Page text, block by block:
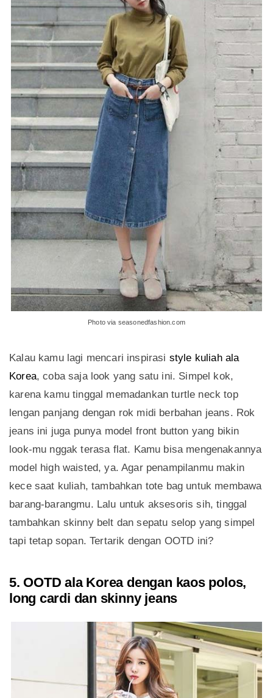
Photo via seasonedfashion.com
Kalau kamu lagi mencari inspirasi style kuliah ala
Korea, coba saja look yang satu ini. Simpel kok,
karena kamu tinggal memadankan turtle neck top
lengan panjang dengan rok midi berbahan jeans. Rok
jeans ini juga punya model front button yang bikin
look-mu nggak terasa flat. Kamu bisa mengenakannya
model high waisted, ya. Agar penampilanmu makin
kece saat kuliah, tambahkan tote bag untuk membawa
barang-barangmu. Lalu untuk aksesoris sih, tinggal
tambahkan skinny belt dan sepatu selop yang simpel
tapi tetap sopan. Tertarik dengan OOTD ini?
5. OOTD ala Korea dengan kaos polos,
long cardi dan skinny jeans